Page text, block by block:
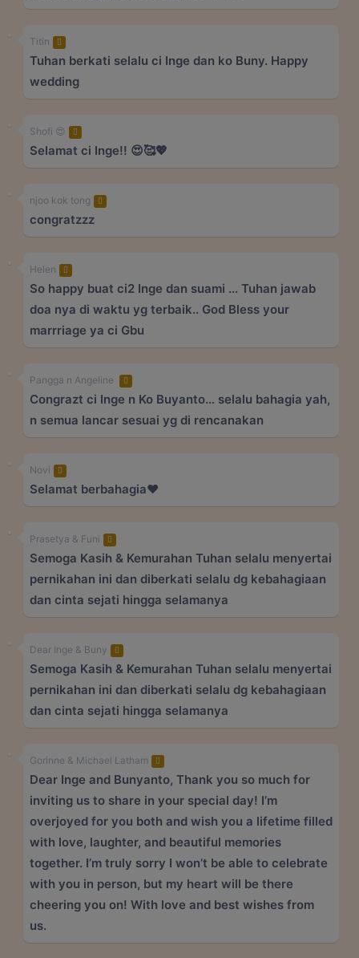
Titin
Tuhan berkati selalu ci Inge dan ko Buny. Happy
wedding
Shofi 😍
Selamat ci Inge!! 😍🥰💖
njoo kok tong
congratzzz
Helen
So happy buat ci2 Inge dan suami ... Tuhan jawab
doa nya di waktu yg terbaik.. God Bless your
marrriage ya ci Gbu
Pangga n Angeline
Congrazt ci Inge n Ko Buyanto… selalu bahagia yah,
n semua lancar sesuai yg di rencanakan
Novi
Selamat berbahagia❤️
Prasetya & Funi
Semoga Kasih & Kemurahan Tuhan selalu menyertai
pernikahan ini dan diberkati selalu dg kebahagiaan
dan cinta sejati hingga selamanya
Dear Inge & Buny
Semoga Kasih & Kemurahan Tuhan selalu menyertai
pernikahan ini dan diberkati selalu dg kebahagiaan
dan cinta sejati hingga selamanya
Gorinne & Michael Latham
Dear Inge and Bunyanto, Thank you so much for
inviting us to share in your special day! I’m
overjoyed for you both and wish you a lifetime filled
with love, laughter, and beautiful memories
together. I’m truly sorry I won’t be able to celebrate
with you in person, but my heart will be there
cheering you on! With love and best wishes from
us.